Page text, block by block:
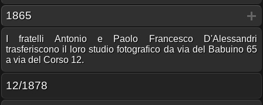
1865
I fratelli Antonio e Paolo Francesco D'Alessandri
trasferiscono il loro studio fotografico da via del Babuino 65
a via del Corso 12.
12/1878